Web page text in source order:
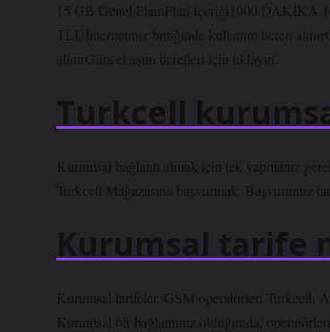
15 GB Genel PlanıPlan İçeriği1000 DAKİKA
TLUİnternetiniz bittiğinde kullanım ücreti
alınırGüncel aşım ücretleri için tıklayın.
Turkcell
Kurumsal bağlantı almak için tek yapmanız
Turkcell Mağazasına başvurmak. Başvurunuz
Kurumsal tarife
Kurumsal tarifeler, GSM operatörleri Turkcell,
Kurumsal bir bağlantınız olduğunda,